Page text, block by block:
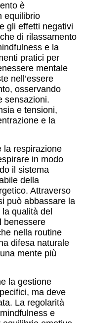
è
equilibrio
gli effetti negativi
di rilassamento
e la
pratici per
mentale
nell’essere
osservando
sensazioni.
e tensioni,
e la
la respirazione
in modo
il sistema
della
Attraverso
può abbassare la
qualità del
benessere
nella routine
difesa naturale
mente più
la gestione
ma deve
La regolarità
e